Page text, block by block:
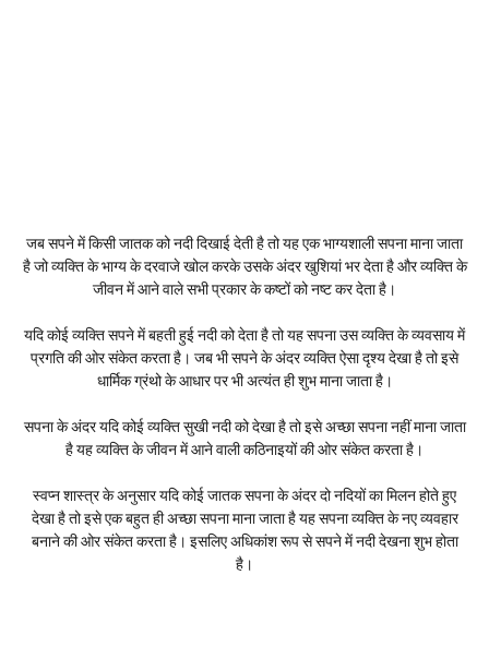
जब सपने में किसी जातक को नदी दिखाई देती है तो यह एक भाग्यशाली सपना माना जाता
है जो व्यक्ति के भाग्य के दरवाजे खोल करके उसके अंदर खुशियां भर देता है और व्यक्ति के
जीवन में आने वाले सभी प्रकार के कष्टों को नष्ट कर देता है।
यदि कोई व्यक्ति सपने में बहती हुई नदी को देता है तो यह सपना उस व्यक्ति के व्यवसाय में
प्रगति की ओर संकेत करता है। जब भी सपने के अंदर व्यक्ति ऐसा दृश्य देखा है तो इसे
धार्मिक ग्रंथो के आधार पर भी अत्यंत ही शुभ माना जाता है।
सपना के अंदर यदि कोई व्यक्ति सुखी नदी को देखा है तो इसे अच्छा सपना नहीं माना जाता
है यह व्यक्ति के जीवन में आने वाली कठिनाइयों की ओर संकेत करता है।
स्वप्न शास्त्र के अनुसार यदि कोई जातक सपना के अंदर दो नदियों का मिलन होते हुए
देखा है तो इसे एक बहुत ही अच्छा सपना माना जाता है यह सपना व्यक्ति के नए व्यवहार
बनाने की ओर संकेत करता है। इसलिए अधिकांश रूप से सपने में नदी देखना शुभ होता
है।